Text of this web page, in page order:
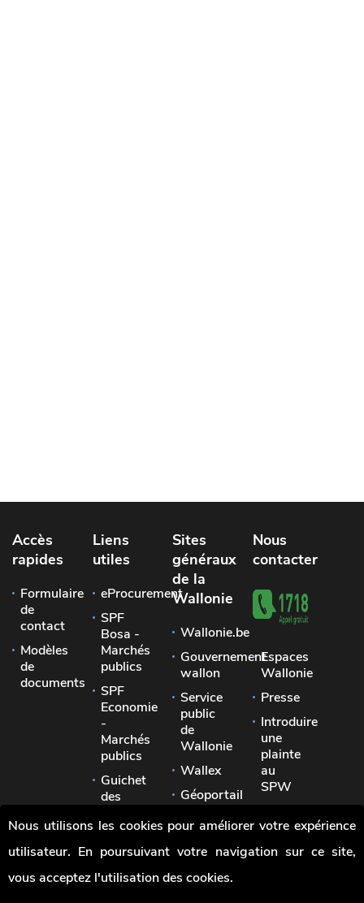
Accès
rapides
Formulaire
de
contact
Modèles
de
documents
Liens
utiles
eProcurement
SPF
Bosa -
Marchés
publics
SPF
Economie
-
Marchés
publics
Guichet
des
locaux
Union
des
villes
Sites
généraux
de la
Wallonie
Wallonie.be
Gouvernement
wallon
Service
public
de
Wallonie
Wallex
Géoportail
Jobs
Nous
contacter
Espaces
Wallonie
Presse
Introduire
une
plainte
au
SPW
une
irrégularité
Nous utilisons les cookies pour améliorer votre expérience
utilisateur. En poursuivant votre navigation sur ce site,
vous acceptez l'utilisation des cookies.